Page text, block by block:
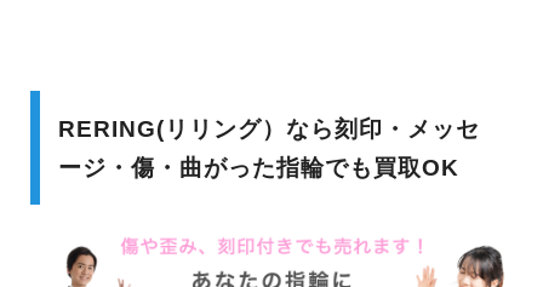
RERING(リリング）なら刻印・メッセ
ージ・傷・曲がった指輪でも買取OK